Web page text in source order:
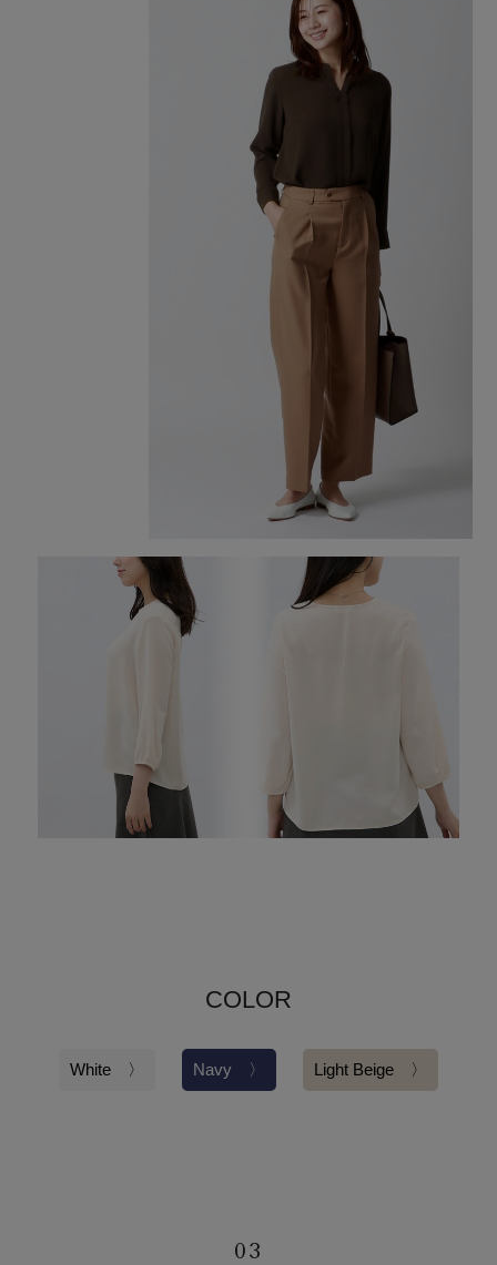
COLOR
White 〉 Navy 〉 Light Beige 〉
03